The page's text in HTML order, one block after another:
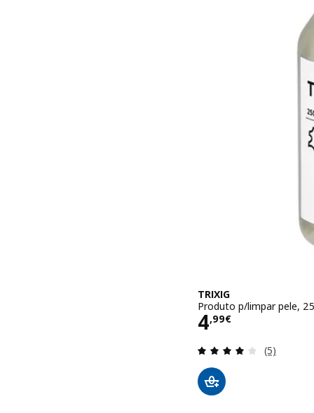
TRIXIG
Produto p/limpar pele,
4,99€
Preço 4,99€
(5)